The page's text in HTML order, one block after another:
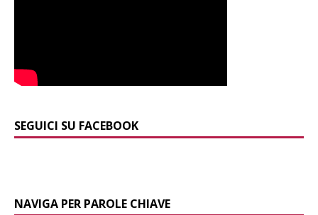
SEGUICI SU FACEBOOK
NAVIGA PER PAROLE CHIAVE